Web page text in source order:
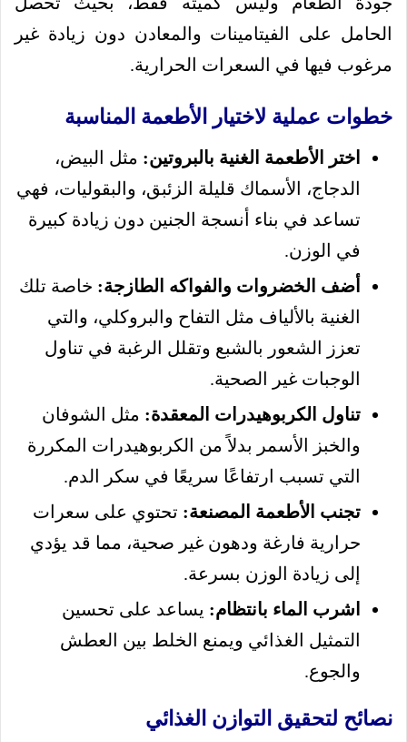
الحامل على الفيتامينات والمعادن دون زيادة غير
مرغوب فيها في السعرات الحرارية.
خطوات عملية لاختيار الأطعمة المناسبة
اختر الأطعمة الغنية بالبروتين: مثل البيض،
الدجاج، الأسماك قليلة الزئبق، والبقوليات، فهي
تساعد في بناء أنسجة الجنين دون زيادة كبيرة
في الوزن.
أضف الخضروات والفواكه الطازجة: خاصة تلك
الغنية بالألياف مثل التفاح والبروكلي، والتي
تعزز الشعور بالشبع وتقلل الرغبة في تناول
الوجبات غير الصحية.
تناول الكربوهيدرات المعقدة: مثل الشوفان
والخبز الأسمر بدلاً من الكربوهيدرات المكررة
التي تسبب ارتفاعًا سريعًا في سكر الدم.
تجنب الأطعمة المصنعة: تحتوي على سعرات
حرارية فارغة ودهون غير صحية، مما قد يؤدي
إلى زيادة الوزن بسرعة.
اشرب الماء بانتظام: يساعد على تحسين
التمثيل الغذائي ويمنع الخلط بين العطش
والجوع.
نصائح لتحقيق التوازن الغذائي